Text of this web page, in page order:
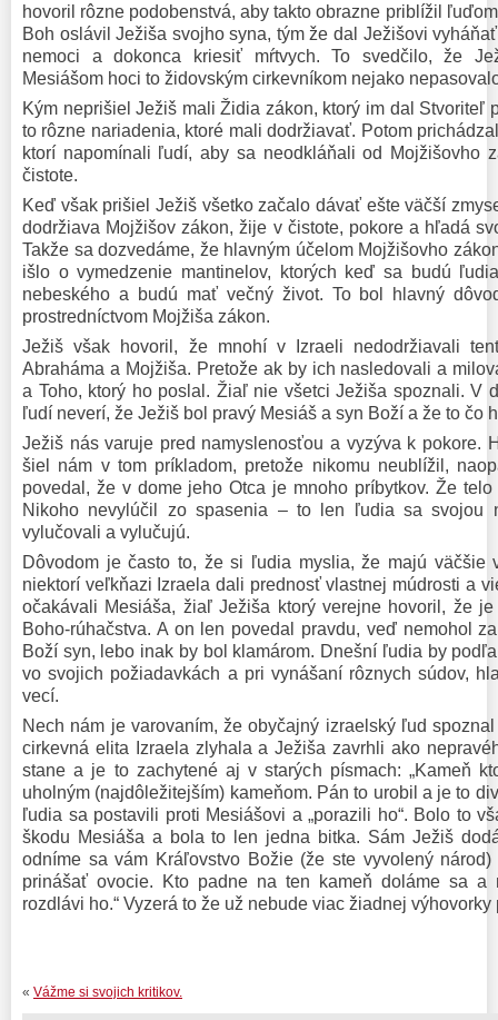
hovoril rôzne podobenstvá, aby takto obrazne priblížil
Boh oslávil Ježiša svojho syna, tým že dal Ježišovi
nemoci a dokonca kriesiť mŕtvych. To svedčilo, že
Mesiášom hoci to židovským cirkevníkom nejako
Kým neprišiel Ježiš mali Židia zákon, ktorý im dal Stvoriteľ
to rôzne nariadenia, ktoré mali dodržiavať. Potom
ktorí napomínali ľudí, aby sa neodkláňali od Mojžišovho
čistote.
Keď však prišiel Ježiš všetko začalo dávať ešte väčší
dodržiava Mojžišov zákon, žije v čistote, pokore a hľadá
Takže sa dozvedáme, že hlavným účelom Mojžišovho
išlo o vymedzenie mantinelov, ktorých keď sa budú
nebeského a budú mať večný život. To bol hlavný
prostredníctvom Mojžiša zákon.
Ježiš však hovoril, že mnohí v Izraeli nedodržiavali
Abraháma a Mojžiša. Pretože ak by ich nasledovali a
a Toho, ktorý ho poslal. Žiaľ nie všetci Ježiša spoznali. V
ľudí neverí, že Ježiš bol pravý Mesiáš a syn Boží a že to čo
Ježiš nás varuje pred namyslenosťou a vyzýva k pokore.
šiel nám v tom príkladom, pretože nikomu neublížil,
povedal, že v dome jeho Otca je mnoho príbytkov. Že
Nikoho nevylúčil zo spasenia – to len ľudia sa svojou
vylučovali a vylučujú.
Dôvodom je často to, že si ľudia myslia, že majú väčšie
niektorí veľkňazi Izraela dali prednosť vlastnej múdrosti a
očakávali Mesiáša, žiaľ Ježiša ktorý verejne hovoril, že
Boho-rúhačstva. A on len povedal pravdu, veď nemohol
Boží syn, lebo inak by bol klamárom. Dnešní ľudia by
vo svojich požiadavkách a pri vynášaní rôznych súdov,
vecí.
Nech nám je varovaním, že obyčajný izraelský ľud
cirkevná elita Izraela zlyhala a Ježiša zavrhli ako
stane a je to zachytené aj v starých písmach: „Kameň
uholným (najdôležitejším) kameňom. Pán to urobil a je to
ľudia sa postavili proti Mesiášovi a „porazili ho“. Bolo to
škodu Mesiáša a bola to len jedna bitka. Sám Ježiš
odníme sa vám Kráľovstvo Božie (že ste vyvolený
prinášať ovocie. Kto padne na ten kameň doláme sa a
rozdlávi ho.“ Vyzerá to že už nebude viac žiadnej
« Vážme si svojich kritikov.